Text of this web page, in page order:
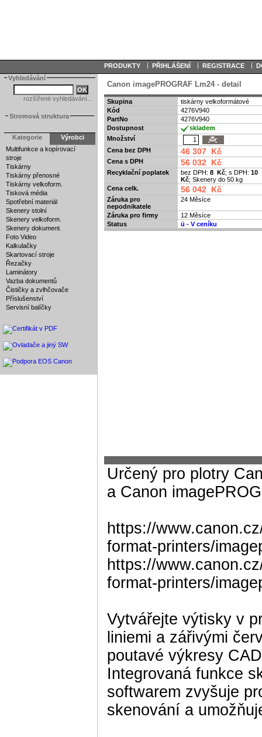
PRODUKTY PŘIHLÁŠENÍ REGISTRACE
Vyhledávání
rozšířené vyhledávání...
Stromová struktura
Kategorie
Výrobci
Multifunkce a kopírovací
stroje
Tiskárny
Tiskárny přenosné
Tiskárny velkoform.
Tisková média
Spotřební materiál
Skenery stolní
Skenery velkoform.
Skenery dokument.
Foto Video
Kalkulačky
Skartovací stroje
Řezačky
Laminátory
Vazba dokumentů
Čističky a zvlhčovače
Příslušenství
Servisní balíčky
Canon imagePROGRAF Lm24 - detail
Skupina
tiskárny velkoformátové
Kód
4276V940
PartNo
4276V940
Dostupnost
skladem
Množství
Cena bez DPH
46 307 Kč
Cena s DPH 56 032 Kč
Recyklační poplatek bez DPH: 8 Kč; s DPH: 10
Kč; Skenery do 50 kg
Cena celk.
56 042 Kč
Záruka pro
nepodnikatele
24 Měsíce
Záruka pro firmy
12 Měsíce
Status
ü - V ceníku
Určený pro plotry
a Canon
https://
format-printers/
https://
format-printers/
Vytvářejte výtisky v
liniemi a zářivými
poutavé výkresy
Integrovaná funkce
softwarem zvyšuje
skenování a